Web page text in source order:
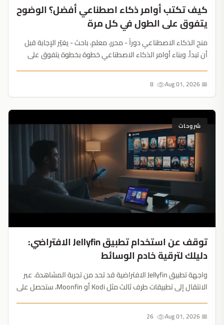
كيف تكتب أوامر ذكاء اصطناعي أفضل؟ الوضوح
يتفوق على الطول في كل مرة
منح الذكاء الاصطناعي دوراً - محرر، معلم، باحث - يغيّر الإجابة قبل
أن تبدأ. وبناء أوامر الذكاء الاصطناعي خطوة بخطوة يتفوق على
📅 Aug 01, 2026
شروحات
توقف عن استخدام تطبيق Jellyfin الافتراضي:
دليلك لترقية خادم الوسائط
واجهة تطبيق Jellyfin الافتراضية قد تحد من تجربة المشاهدة. عبر
الانتقال إلى تطبيقات طرف ثالث مثل Kodi أو Moonfin، ستحصل على
📅 Aug 01, 2026